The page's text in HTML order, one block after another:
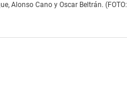
Alonso Cano y Oscar Beltrán. (FOTO: